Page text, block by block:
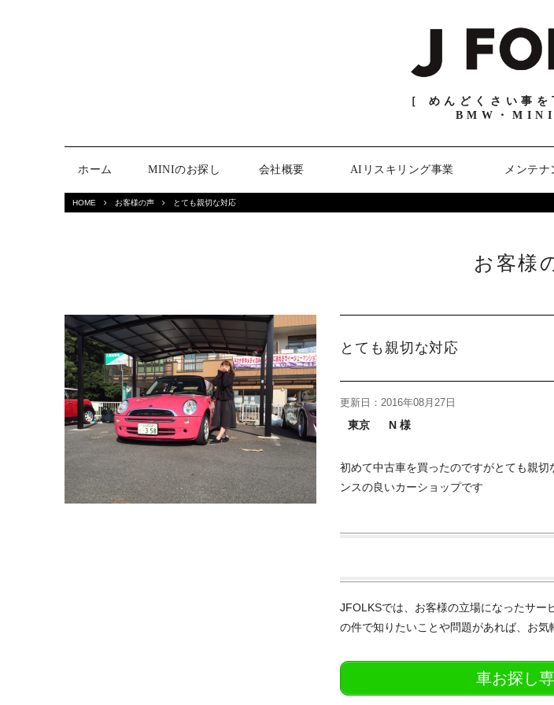
［ めんどくさい事
BMW・MINI
ホーム MINIのお探し 会社概要 AIリスキリング事業 メンテナ
HOME お客様の声 とても親切な対応
お客様
とても親切な対応
更新日：2016年08月27日
東京 N 様
初めて中古車を買ったのですがとても親
ンスの良いカーショップです
JFOLKSでは、お客様の立場になったサー
の件で知りたいことや問題があれば、お気
車お探し